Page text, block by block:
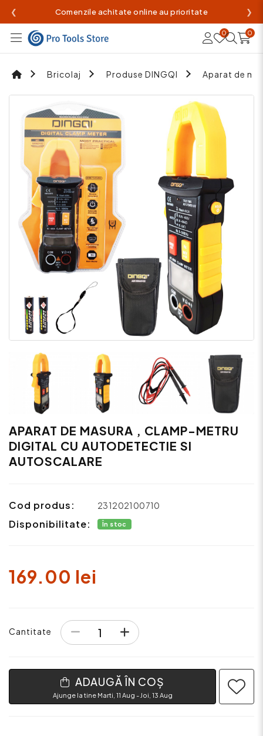
❮ Comenzile achitate online au prioritate ❯
0 0
Bricolaj Produse DINGQI Aparat de
APARAT DE MASURA , CLAMP-METRU
DIGITAL CU AUTODETECTIE SI
AUTOSCALARE
Cod produs: 231202100710
Disponibilitate: În stoc
169.00 lei
Cantitate
ADAUGĂ ÎN COȘ
Ajunge la tine Marti, 11 Aug - Joi, 13 Aug